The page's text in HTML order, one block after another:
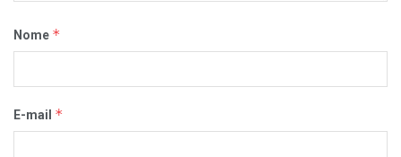
Nome *
E-mail *